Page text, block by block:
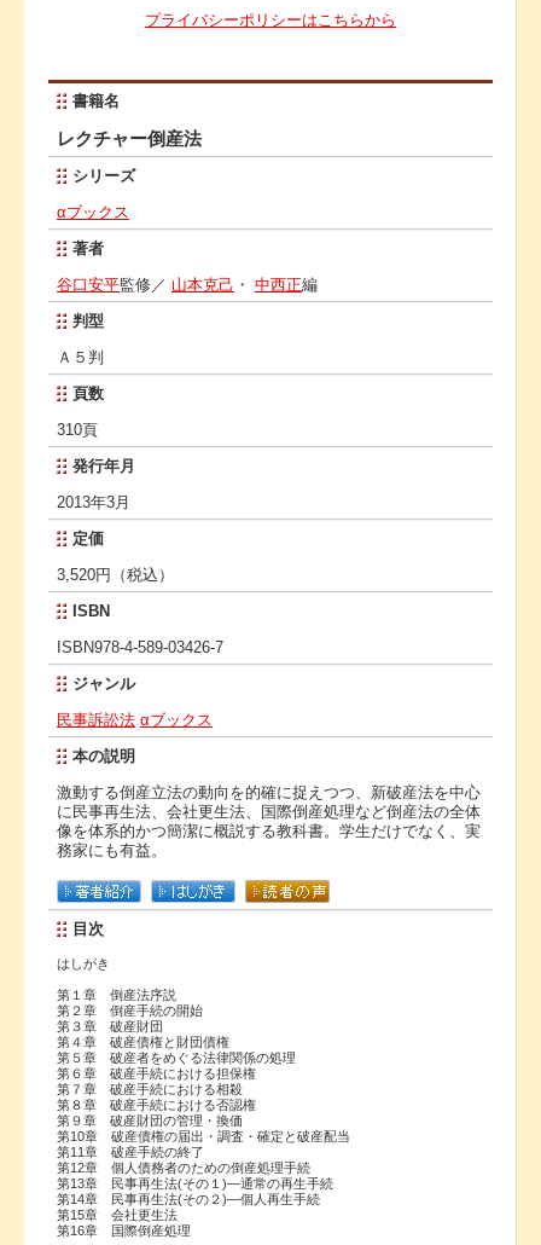
プライバシーポリシーはこちらから
書籍名
レクチャー倒産法
シリーズ
αブックス
著者
谷口安平監修／ 山本克己 ・ 中西正編
判型
Ａ５判
頁数
310頁
発行年月
2013年3月
定価
3,520円（税込）
ISBN
ISBN978-4-589-03426-7
ジャンル
民事訴訟法 αブックス
本の説明
激動する倒産立法の動向を的確に捉えつつ、新破産法を中心
に民事再生法、会社更生法、国際倒産処理など倒産法の全体
像を体系的かつ簡潔に概説する教科書。学生だけでなく、実
務家にも有益。
目次
はしがき
第１章 倒産法序説
第２章 倒産手続の開始
第３章 破産財団
第４章 破産債権と財団債権
第５章 破産者をめぐる法律関係の処理
第６章 破産手続における担保権
第７章 破産手続における相殺
第８章 破産手続における否認権
第９章 破産財団の管理・換価
第10章 破産債権の届出・調査・確定と破産配当
第11章 破産手続の終了
第12章 個人債務者のための倒産処理手続
第13章 民事再生法(その１)―通常の再生手続
第14章 民事再生法(その２)―個人再生手続
第15章 会社更生法
第16章 国際倒産処理